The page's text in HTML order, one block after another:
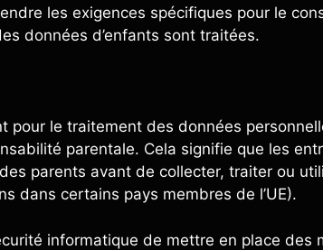
les exigences spécifiques pour le
données d’enfants sont traitées.
pour le traitement des données
parentale. Cela signifie que les
parents avant de collecter, traiter ou
dans certains pays membres de l’UE).
informatique de mettre en place des